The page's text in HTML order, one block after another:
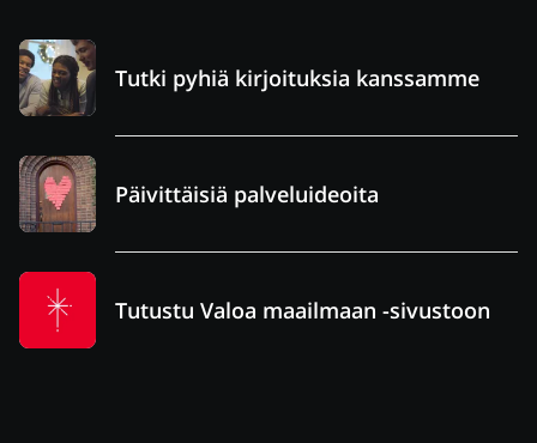
Tutki pyhiä kirjoituksia kanssamme
Päivittäisiä palveluideoita
Tutustu Valoa maailmaan -sivustoon